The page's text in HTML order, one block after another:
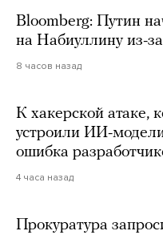
Bloomberg: Путин
на Набиуллину из-
8 часов назад
К хакерской атаке,
устроили ИИ-
ошибка
4 часа назад
Прокуратура